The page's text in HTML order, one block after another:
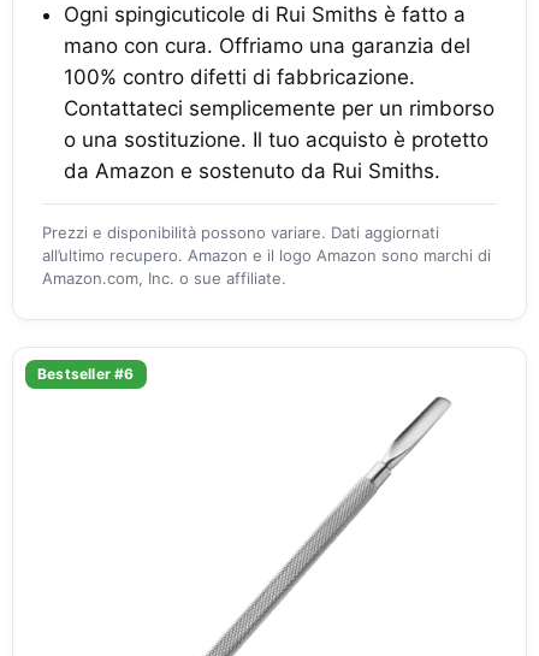
Ogni spingicuticole di Rui Smiths è fatto a
mano con cura. Offriamo una garanzia del
100% contro difetti di fabbricazione.
Contattateci semplicemente per un rimborso
o una sostituzione. Il tuo acquisto è protetto
da Amazon e sostenuto da Rui Smiths.
Prezzi e disponibilità possono variare. Dati aggiornati
all’ultimo recupero. Amazon e il logo Amazon sono marchi di
Amazon.com, Inc. o sue affiliate.
Bestseller #6